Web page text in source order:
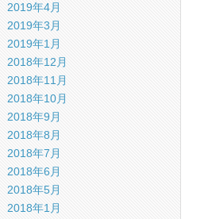
2019年4月
2019年3月
2019年1月
2018年12月
2018年11月
2018年10月
2018年9月
2018年8月
2018年7月
2018年6月
2018年5月
2018年1月